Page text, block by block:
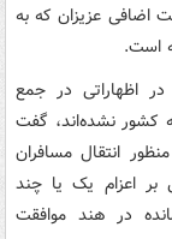
اضافی عزیزان که به
است.
در اظهاراتی در جمع
کشور نشده‌اند، گفت
انتقال مسافران
بر اعزام یک یا چند
در هند موافقت